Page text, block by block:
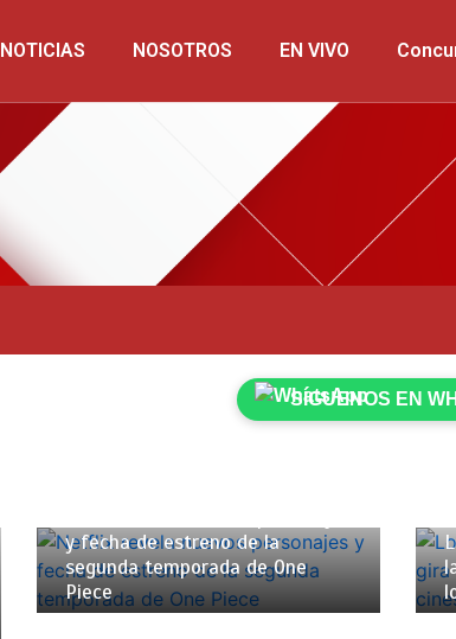
NOTICIAS NOSOTROS EN VIVO
SÍGUENOS EN
y fecha de estreno de la
segunda temporada de One
Piece